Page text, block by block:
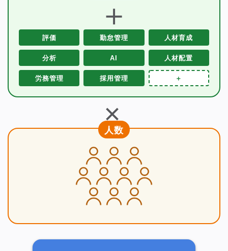
＋
評価 勤怠管理 人材育成
分析 AI 人材配置
労務管理 採用管理 ＋
＋
人数